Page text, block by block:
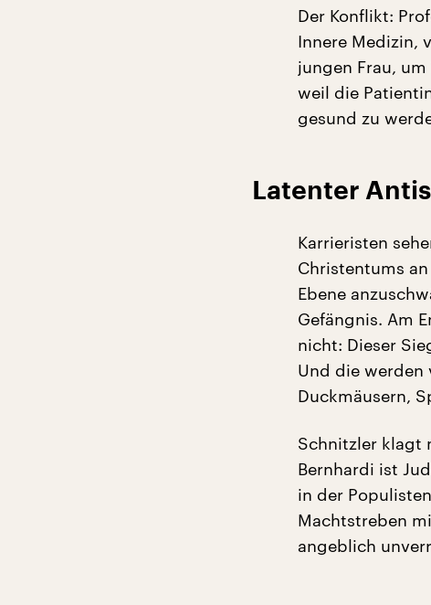
Der Konflikt:
Innere Medizin,
jungen Frau,
weil die
gesund zu
Latenter
Karrieristen
Christentums
Ebene
Gefängnis. Am
nicht: Dieser
Und die werden
Duckmäusern,
Schnitzler klagt
Bernhardi ist
in der
Machtstreben
angeblich